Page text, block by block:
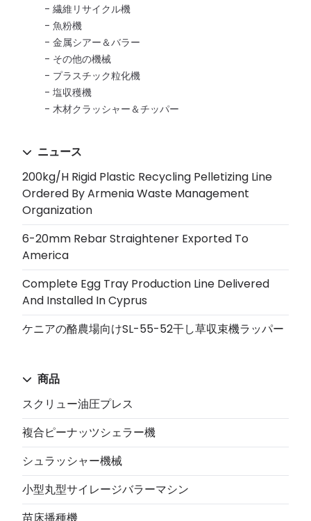
繊維リサイクル機
魚粉機
金属シアー＆バラー
その他の機械
プラスチック粒化機
塩収穫機
木材クラッシャー＆チッパー
ニュース
200kg/h Rigid Plastic Recycling Pelletizing Line
Ordered By Armenia Waste Management
Organization
6-20mm Rebar Straightener Exported To
America
Complete Egg Tray Production Line Delivered
And Installed In Cyprus
ケニアの酪農場向けSL-55-52干し草収束機ラッパー
商品
スクリュー油圧プレス
複合ピーナッツシェラー機
シュラッシャー機械
小型丸型サイレージバラーマシン
苗床播種機